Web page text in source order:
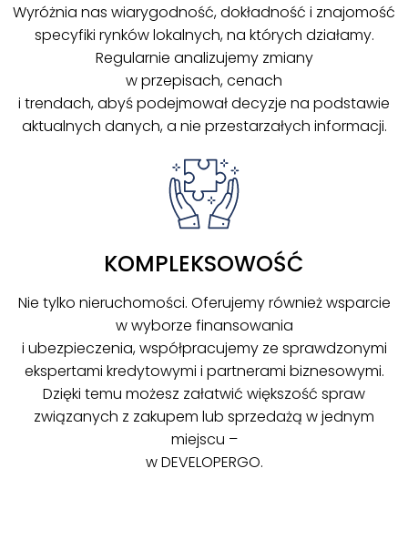
Wyróżnia nas wiarygodność, dokładność i znajomość
specyfiki rynków lokalnych, na których działamy.
Regularnie analizujemy zmiany
w przepisach, cenach
i trendach, abyś podejmował decyzje na podstawie
aktualnych danych, a nie przestarzałych informacji.
KOMPLEKSOWOŚĆ
Nie tylko nieruchomości. Oferujemy również wsparcie
w wyborze finansowania
i ubezpieczenia, współpracujemy ze sprawdzonymi
ekspertami kredytowymi i partnerami biznesowymi.
Dzięki temu możesz załatwić większość spraw
związanych z zakupem lub sprzedażą w jednym
miejscu –
w DEVELOPERGO.